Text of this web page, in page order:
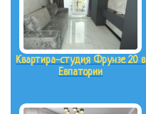
Квартира-студия Фрунзе 20 в
Евпатории